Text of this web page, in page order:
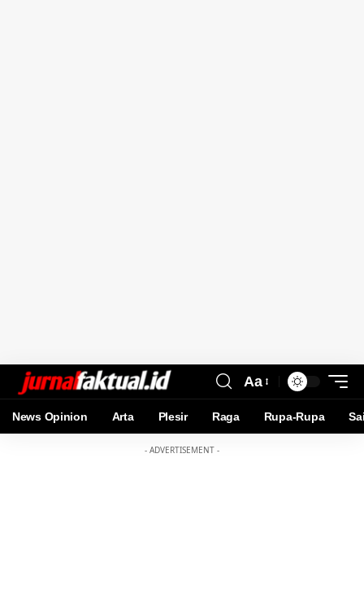
Aa
News Opinion Arta Plesir Raga Rupa-Rupa
- ADVERTISEMENT -